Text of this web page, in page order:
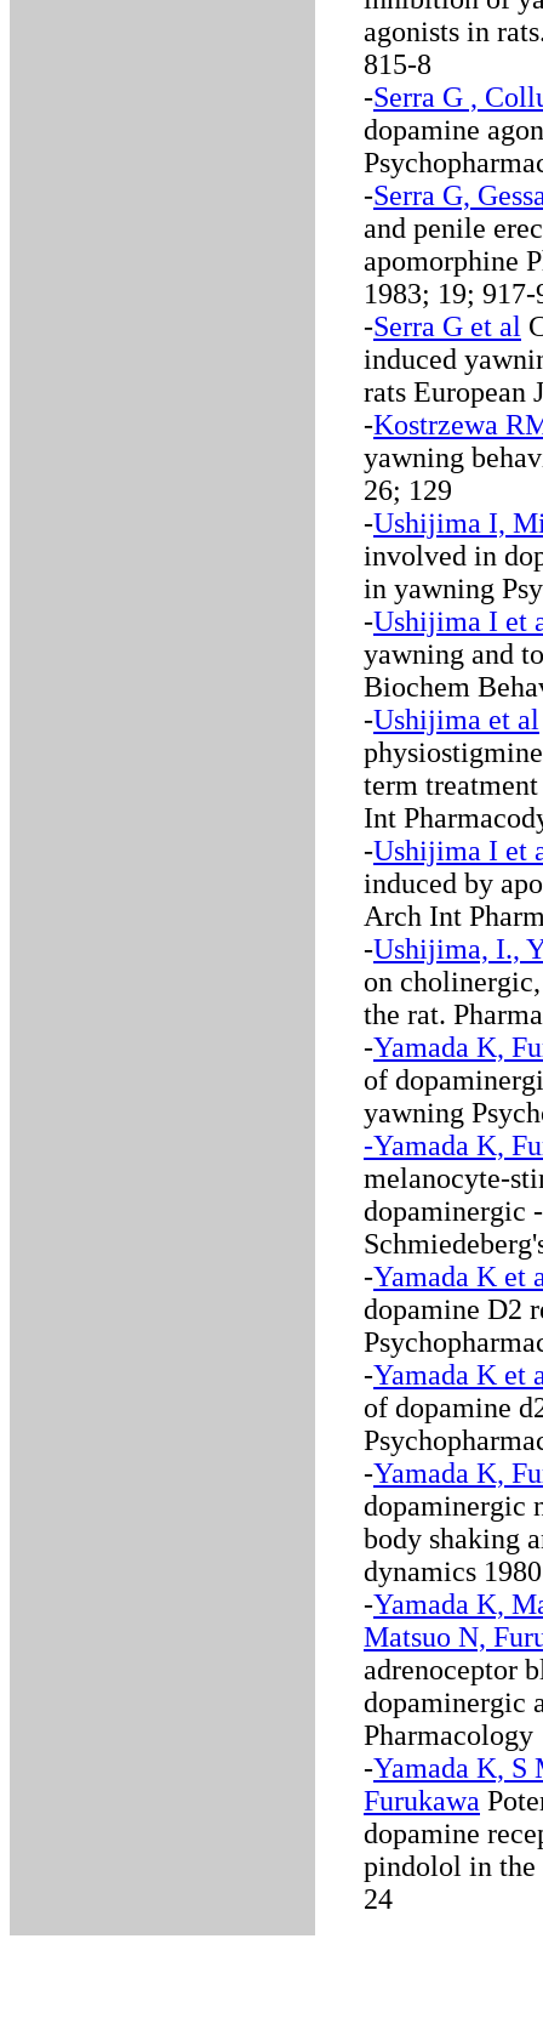
agonists in
815-8
-Serra G ,
dopamine
-Serra G,
and penile
apomorphine
1983; 19; 917-
-Serra G et al
induced
rats European
-Kostrzewa
yawning
26; 129
-Ushijima I,
involved in
in yawning
-Ushijima I et
yawning and
Biochem
-Ushijima et al
term
Int
-Ushijima I et
induced by
Arch Int
-Ushijima, I.,
on
the rat.
-Yamada K,
of
yawning
-Yamada K,
melanocyte-
dopaminergic
-Yamada K et
dopamine D2
-Yamada K et
of dopamine
-Yamada K,
dopaminergic
body shaking
dynamics
-Yamada K,
Matsuo N,
adrenoceptor
dopaminergic
Pharmacology
-Yamada K, S
Furukawa
dopamine
pindolol in the
24